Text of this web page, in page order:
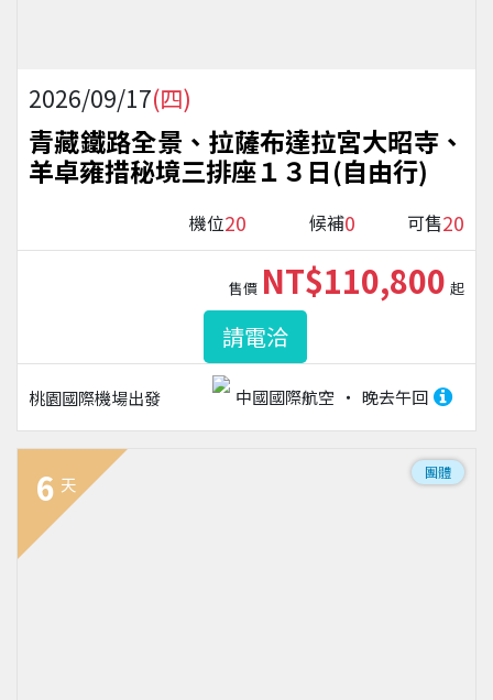
2026/09/17(四)
青藏鐵路全景、拉薩布達拉宮大昭寺、
羊卓雍措秘境三排座１３日(自由行)
機位20 候補0 可售20
桃園國際機場出發 中國國際航空 晚去午回
售價 NT$110,800 起
請電洽
6 天
團體